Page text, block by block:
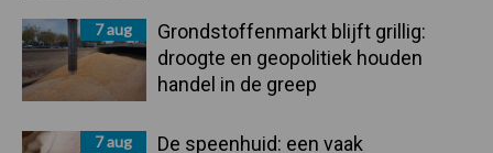
7 aug
Grondstoffenmarkt blijft grillig:
droogte en geopolitiek houden
handel in de greep
7 aug
De speenhuid: een vaak